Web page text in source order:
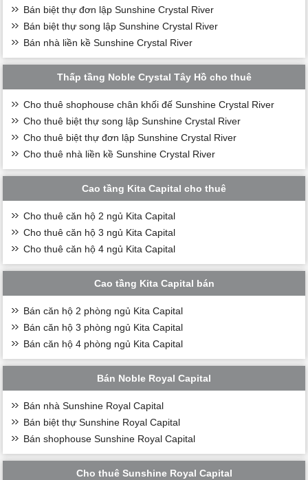
Bán biệt thự đơn lập Sunshine Crystal River
Bán biệt thự song lập Sunshine Crystal River
Bán nhà liền kề Sunshine Crystal River
Thấp tầng Noble Crystal Tây Hồ cho thuê
Cho thuê shophouse chân khối đế Sunshine Crystal River
Cho thuê biệt thự song lập Sunshine Crystal River
Cho thuê biệt thự đơn lập Sunshine Crystal River
Cho thuê nhà liền kề Sunshine Crystal River
Cao tầng Kita Capital cho thuê
Cho thuê căn hộ 2 ngủ Kita Capital
Cho thuê căn hộ 3 ngủ Kita Capital
Cho thuê căn hộ 4 ngủ Kita Capital
Cao tầng Kita Capital bán
Bán căn hộ 2 phòng ngủ Kita Capital
Bán căn hộ 3 phòng ngủ Kita Capital
Bán căn hộ 4 phòng ngủ Kita Capital
Bán Noble Royal Capital
Bán nhà Sunshine Royal Capital
Bán biệt thự Sunshine Royal Capital
Bán shophouse Sunshine Royal Capital
Cho thuê Sunshine Royal Capital